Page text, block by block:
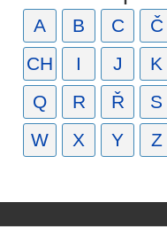
A B C Č
CH
I J K
Q
R Ř S
W
X Y Z